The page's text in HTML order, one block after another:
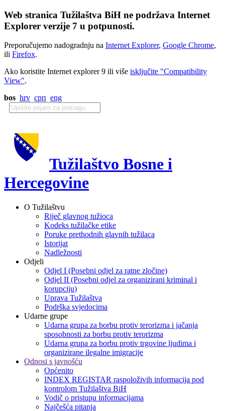
Web stranica Tužilaštva BiH ne podržava Internet
Explorer verzije 7 u potpunosti.
Preporučujemo nadogradnju na Internet Explorer, Google Chrome,
ili Firefox.
Ako koristite Internet explorer 9 ili više isključite "Compatibility
View".
bos hrv срп eng
Tužilaštvo Bosne i
Hercegovine
O Tužilaštvu
Riječ glavnog tužioca
Kodeks tužilačke etike
Poruke prethodnih glavnih tužilaca
Istorijat
Nadležnosti
Odjeli
Odjel I (Posebni odjel za ratne zločine)
Odjel II (Posebni odjel za organizirani kriminal i
korupciju)
Uprava Tužilaštva
Podrška svjedocima
Udarne grupe
Udarna grupa za borbu protiv terorizma i jačanja
sposobnosti za borbu protiv terorizma
Udarna grupa za borbu protiv trgovine ljudima i
organizirane ilegalne imigracije
Odnosi s javnošću
Općenito
INDEX REGISTAR raspoloživih informacija pod
kontrolom Tužilaštva BiH
Vodič o pristupu informacijama
Najčešća pitanja